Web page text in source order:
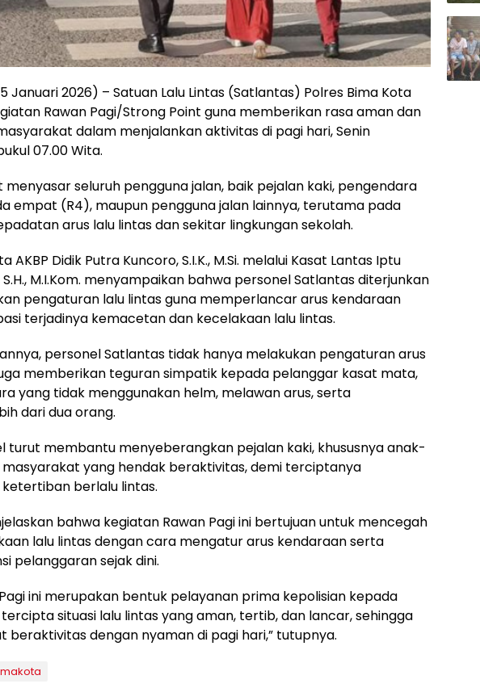
Januari 2026) – Satuan Lalu Lintas (Satlantas) Polres Bima Kota
Rawan Pagi/Strong Point guna memberikan rasa aman dan
dalam menjalankan aktivitas di pagi hari, Senin
07.00 Wita.
seluruh pengguna jalan, baik pejalan kaki, pengendara
empat (R4), maupun pengguna jalan lainnya, terutama pada
arus lalu lintas dan sekitar lingkungan sekolah.
AKBP Didik Putra Kuncoro, S.I.K., M.Si. melalui Kasat Lantas Iptu
S.H., M.I.Kom. menyampaikan bahwa personel Satlantas diterjunkan
pengaturan lalu lintas guna memperlancar arus kendaraan
terjadinya kemacetan dan kecelakaan lalu lintas.
personel Satlantas tidak hanya melakukan pengaturan arus
memberikan teguran simpatik kepada pelanggar kasat mata,
yang tidak menggunakan helm, melawan arus, serta
dari dua orang.
turut membantu menyeberangkan pejalan kaki, khususnya anak-
masyarakat yang hendak beraktivitas, demi terciptanya
berlalu lintas.
bahwa kegiatan Rawan Pagi ini bertujuan untuk mencegah
lalu lintas dengan cara mengatur arus kendaraan serta
pelanggaran sejak dini.
ini merupakan bentuk pelayanan prima kepolisian kepada
situasi lalu lintas yang aman, tertib, dan lancar, sehingga
beraktivitas dengan nyaman di pagi hari,” tutupnya.